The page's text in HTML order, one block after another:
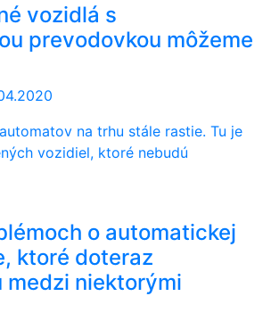
vozidlá s
prevodovkou môžeme
na trhu stále rastie. Tu je
vozidiel, ktoré nebudú
o automatickej
ktoré doteraz
niektorými